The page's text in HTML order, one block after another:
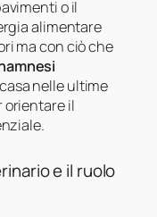
o il
alimentare
ma con ciò che
nelle ultime
orientare il
e il ruolo